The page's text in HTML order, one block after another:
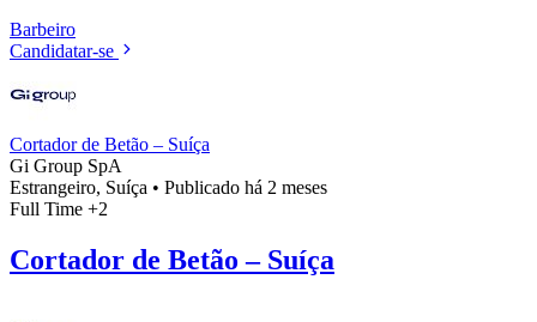
Barbeiro
Candidatar-se
Cortador de Betão – Suíça
Gi Group SpA
Estrangeiro, Suíça • Publicado há 2 meses
Full Time +2
Cortador de Betão – Suíça